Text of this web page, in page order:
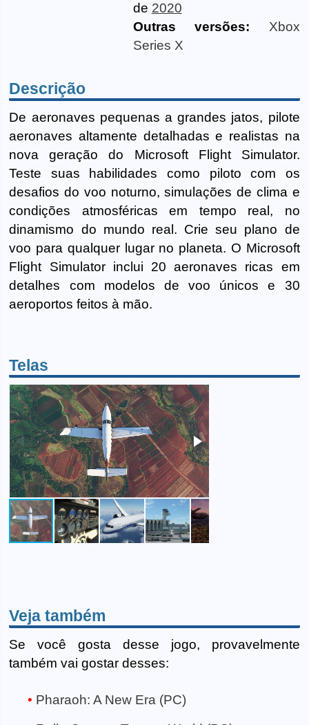
de 2020
Outras versões:
Xbox
Series X
Descrição
De aeronaves pequenas a grandes jatos, pilote
aeronaves altamente detalhadas e realistas na
nova geração do Microsoft Flight Simulator.
Teste suas habilidades como piloto com os
desafios do voo noturno, simulações de clima e
condições atmosféricas em tempo real, no
dinamismo do mundo real. Crie seu plano de
voo para qualquer lugar no planeta. O Microsoft
Flight Simulator inclui 20 aeronaves ricas em
detalhes com modelos de voo únicos e 30
aeroportos feitos à mão.
Telas
Veja também
Se você gosta desse jogo, provavelmente
também vai gostar desses:
Pharaoh: A New Era (PC)